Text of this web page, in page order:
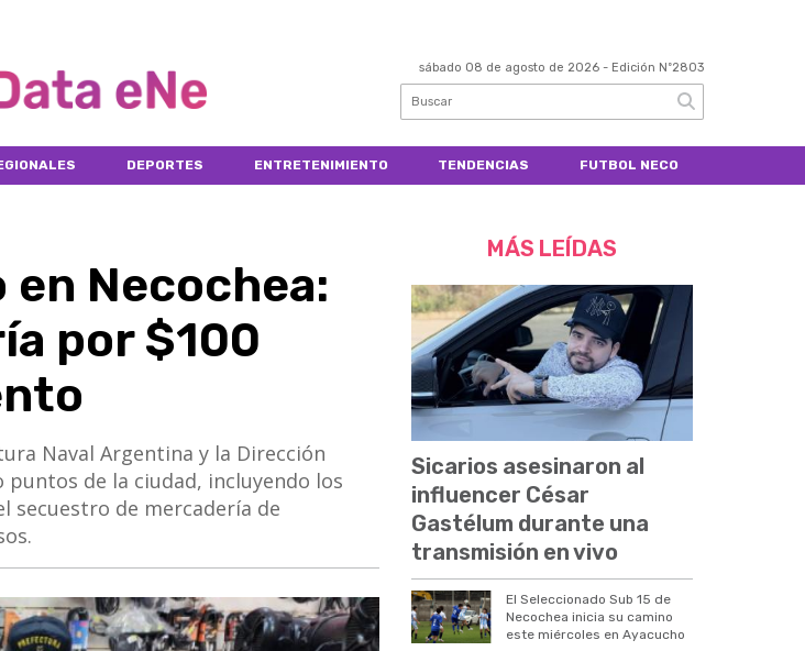
sábado 08 de agosto de 2026 - Edición Nº2803
DEPORTES ENTRETENIMIENTO TENDENCIAS FUTBOL NECO
Necochea:
por $100
Naval Argentina y la Dirección
puntos de la ciudad, incluyendo los
secuestro de mercadería de
MÁS LEÍDAS
Sicarios asesinaron al
influencer César
Gastélum durante una
transmisión en vivo
El Seleccionado Sub 15 de
Necochea inicia su camino
este miércoles en Ayacucho